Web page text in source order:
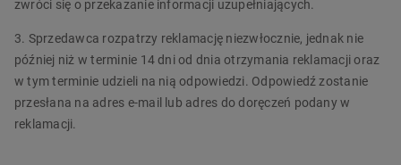
zwróci się o przekazanie informacji uzupełniających.
3. Sprzedawca rozpatrzy reklamację niezwłocznie, jednak nie
później niż w terminie 14 dni od dnia otrzymania reklamacji oraz
w tym terminie udzieli na nią odpowiedzi. Odpowiedź zostanie
przesłana na adres e-mail lub adres do doręczeń podany w
reklamacji.